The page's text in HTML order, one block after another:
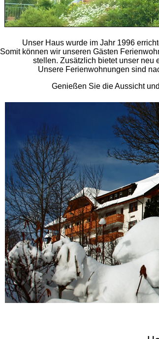
Unser Haus wurde im Jahr 1996
Somit können wir unseren Gästen
stellen. Zusätzlich bietet unser neu
Unsere Ferienwohnungen sind
Genießen Sie die Aussicht